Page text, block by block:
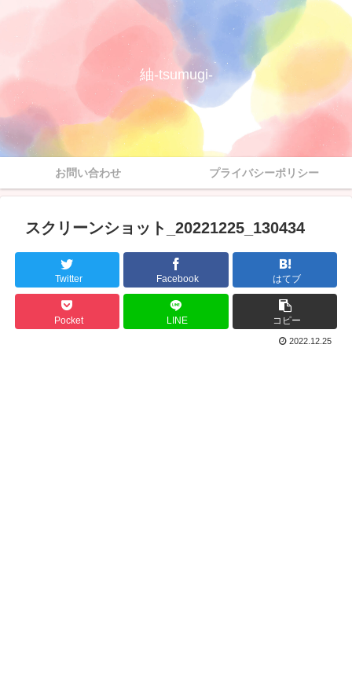
紬-tsumugi-
お問い合わせ プライバシーポリシー
スクリーンショット_20221225_130434
Twitter Facebook はてブ
Pocket LINE コピー
2022.12.25